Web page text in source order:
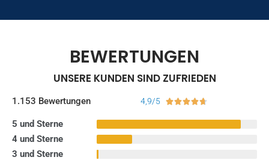
BEWERTUNGEN
UNSERE KUNDEN SIND ZUFRIEDEN
1.153 Bewertungen 4,9/5 
5 und Sterne
4 und Sterne
3 und Sterne